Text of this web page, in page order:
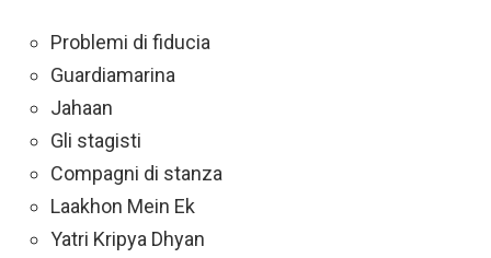
Problemi di fiducia
Guardiamarina
Jahaan
Gli stagisti
Compagni di stanza
Laakhon Mein Ek
Yatri Kripya Dhyan